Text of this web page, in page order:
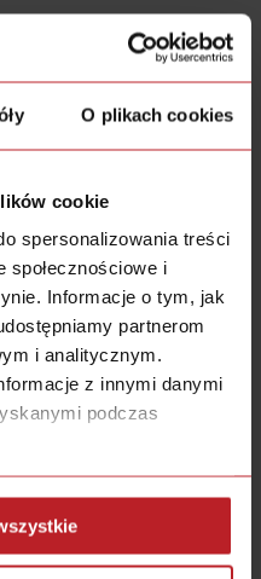
O plikach cookies
cookie
spersonalizowania treści
społecznościowe i
Informacje o tym, jak
partnerom
i analitycznym.
z innymi danymi
podczas
(68 głosów)
będę mogła przekuć